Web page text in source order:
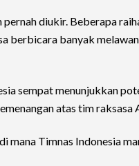
diukir. Beberapa
berbicara banyak
sempat menunjukkan
atas tim raksasa
mana Timnas Indonesia